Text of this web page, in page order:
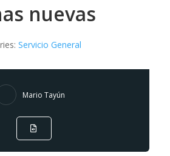
nuevas
Servicio General
Mario Tayún